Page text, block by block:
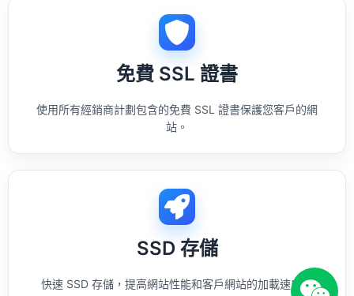
免費 SSL 證書
使用所有經銷商計劃包含的免費 SSL 證書保護您客戶的網
站。
SSD 存儲
快速 SSD 存儲，提高網站性能和客戶網站的加載速度。